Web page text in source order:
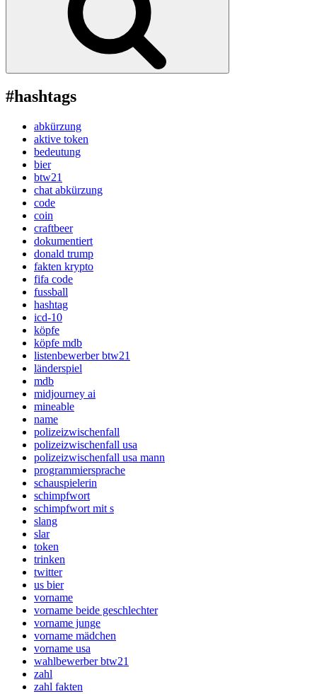
#hashtags
abkürzung
aktive token
bedeutung
bier
btw21
chat abkürzung
code
coin
craftbeer
dokumentiert
donald trump
fakten krypto
fifa code
fussball
hashtag
icd-10
köpfe
köpfe mdb
listenbewerber btw21
länderspiel
mdb
midjourney ai
mineable
name
polizeizwischenfall
polizeizwischenfall usa
polizeizwischenfall usa mann
programmiersprache
schauspielerin
schimpfwort
schimpfwort mit s
slang
slar
token
trinken
twitter
us bier
vorname
vorname beide geschlechter
vorname junge
vorname mädchen
vorname usa
wahlbewerber btw21
zahl
zahl fakten